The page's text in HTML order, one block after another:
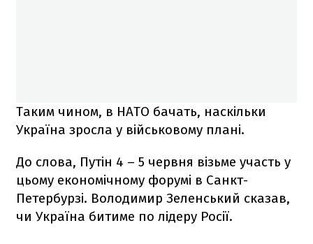
Таким чином, в НАТО бачать, наскільки
Україна зросла у військовому плані.
До слова, Путін 4 – 5 червня візьме участь у
цьому економічному форумі в Санкт-
Петербурзі. Володимир Зеленський сказав,
чи Україна битиме по лідеру Росії.